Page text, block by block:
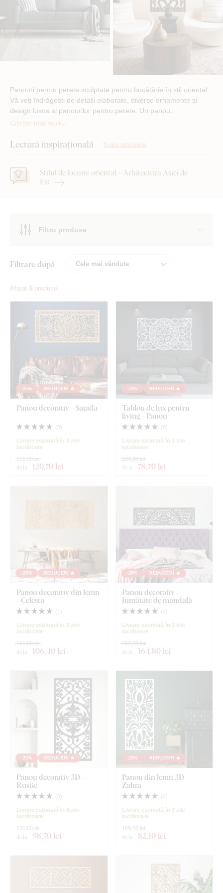
Panouri pentru perete sculptate pentru bucătărie în stil oriental.
Vă veți îndrăgosti de detalii elaborate, diverse ornamente și
design luxos al panourilor pentru perete. Un panou…
Citește mai mult
Lectură inspirațională Toate articolele
Stilul de locuire oriental – Arhitectura Asiei de
Est
Filtru produse
Filtrare după
Afișat 9 produse
-25% REDUCERI 🔥
Panou decorativ - Sajada
( 3)
Livrare estimată în 3 zile
lucrătoare
de la 120,70 lei
161,00 lei
-25% REDUCERI 🔥
Tablou de lux pentru
living - Panou
( 6 )
Livrare estimată în 3 zile
lucrătoare
de la 78,70 lei
104,90 lei
-25% REDUCERI 🔥
Panou decorativ din lemn
- Celesta
( 1 )
Livrare estimată în 3 zile
lucrătoare
de la 106,40 lei
141,80 lei
-25% REDUCERI 🔥
Panou decorativ -
Jumătate de mandală
( 4)
Livrare estimată în 3 zile
lucrătoare
de la 164,80 lei
219,80 lei
-25% REDUCERI 🔥
Panou decorativ 3D -
Rustic
( 3)
Livrare estimată în 4 zile
lucrătoare
de la 98,70 lei
131,60 lei
-25% REDUCERI 🔥
Panou din lemn 3D -
Zahra
( 2)
Livrare estimată în 3 zile
lucrătoare
de la 82,10 lei
109,50 lei